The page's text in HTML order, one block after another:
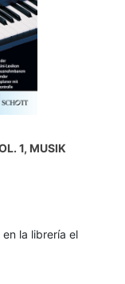
1, MUSIK
la librería el